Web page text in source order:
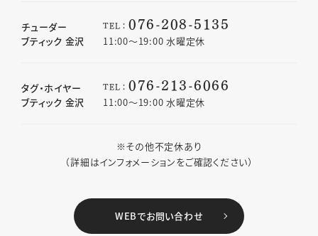
チューダー
ブティック 金沢
TEL： 076-208-5135
11:00〜19:00 水曜定休
タグ・ホイヤー
ブティック 金沢
TEL： 076-213-6066
11:00〜19:00 水曜定休
※その他不定休あり
（詳細はインフォメーションをご確認ください）
WEBでお問い合わせ